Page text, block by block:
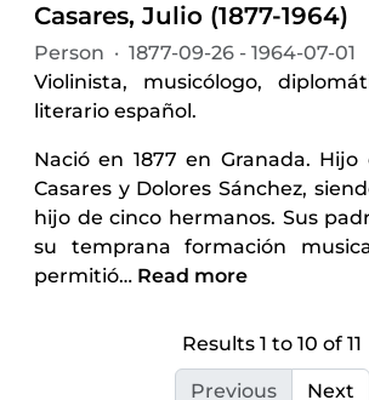
Casares, Julio (1877-1964)
Person · 1877-09-26 - 1964-07-01
Violinista, musicólogo,
literario español.
Nació en 1877 en Granada. Hijo
Casares y Dolores Sánchez,
hijo de cinco hermanos. Sus
su temprana formación
permitió… Read more
Results 1 to 10 of 11
Previous Next